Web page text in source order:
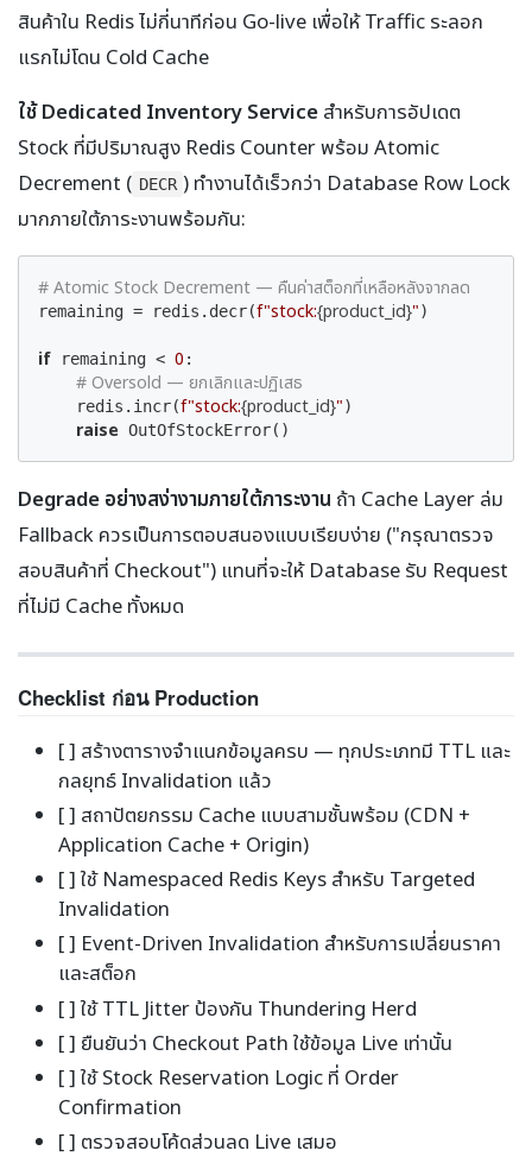
สินค้าใน Redis ไม่กี่นาทีก่อน Go-live เพื่อให้ Traffic ระลอก
แรกไม่โดน Cold Cache
ใช้ Dedicated Inventory Service สำหรับการอัปเดต
Stock ที่มีปริมาณสูง Redis Counter พร้อม Atomic
Decrement ( DECR ) ทำงานได้เร็วกว่า Database Row Lock
มากภายใต้ภาระงานพร้อมกัน:
# Atomic Stock Decrement — คืนค่าสต็อกที่เหลือหลังจากลด
remaining = redis.decr(f"stock:{product_id}")
if remaining < 0 :
# Oversold — ยกเลิกและปฏิเสธ
    redis.incr(
f"stock:{product_id}")
raise OutOfStockError()
Degrade อย่างสง่างามภายใต้ภาระงาน ถ้า Cache Layer ล่ม
Fallback ควรเป็นการตอบสนองแบบเรียบง่าย ("กรุณาตรวจ
สอบสินค้าที่ Checkout") แทนที่จะให้ Database รับ Request
ที่ไม่มี Cache ทั้งหมด
Checklist ก่อน Production
[ ] สร้างตารางจำแนกข้อมูลครบ — ทุกประเภทมี TTL และ
กลยุทธ์ Invalidation แล้ว
[ ] สถาปัตยกรรม Cache แบบสามชั้นพร้อม (CDN +
Application Cache + Origin)
[ ] ใช้ Namespaced Redis Keys สำหรับ Targeted
Invalidation
[ ] Event-Driven Invalidation สำหรับการเปลี่ยนราคา
และสต็อก
[ ] ใช้ TTL Jitter ป้องกัน Thundering Herd
[ ] ยืนยันว่า Checkout Path ใช้ข้อมูล Live เท่านั้น
[ ] ใช้ Stock Reservation Logic ที่ Order
Confirmation
[ ] ตรวจสอบโค้ดส่วนลด Live เสมอ